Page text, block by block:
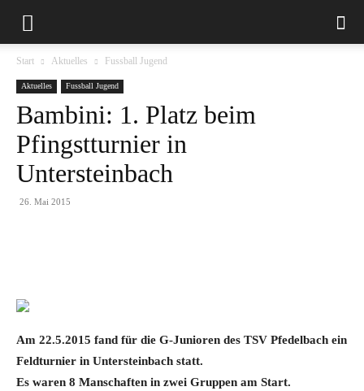
Start Aktuelles Fussball Jugend
Aktuelles Fussball Jugend
Bambini: 1. Platz beim
Pfingstturnier in
Untersteinbach
26. Mai 2015
Am 22.5.2015 fand für die G-Junioren des TSV Pfedelbach ein
Feldturnier in Untersteinbach statt.
Es waren 8 Manschaften in zwei Gruppen am Start.